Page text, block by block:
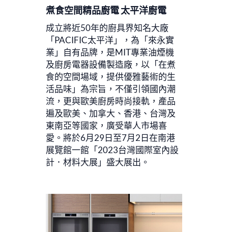
煮食空間精品廚電 太平洋廚電
成立將近50年的廚具界知名大廠
「PACIFIC太平洋」，為「來永實
業」自有品牌，是MIT專業油煙機
及廚房電器設備製造廠，以「在煮
食的空間場域，提供優雅藝術的生
活品味」為宗旨，不僅引領國內潮
流，更與歐美廚房時尚接軌，產品
遍及歐美、加拿大、香港、台灣及
東南亞等國家，廣受華人市場喜
愛。將於6月29日至7月2日在南港
展覽館一館「2023台灣國際室內設
計．材料大展」盛大展出。